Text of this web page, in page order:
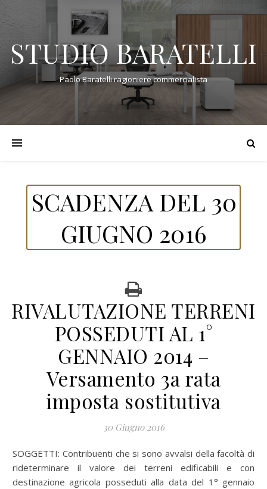
STUDIO BARATELLI
Paolo Baratelli ragioniere commercialista
SCADENZA DEL 30
GIUGNO 2016
RIVALUTAZIONE TERRENI
POSSEDUTI AL 1°
GENNAIO 2014 –
Versamento 3a rata
imposta sostitutiva
30 Giugno 2016
SOGGETTI: Contribuenti che si sono avvalsi della facoltà di
rideterminare il valore dei terreni edificabili e con
destinazione agricola posseduti alla data del 1° gennaio